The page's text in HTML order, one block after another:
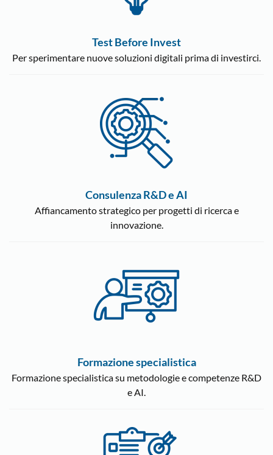
Test Before Invest
Per sperimentare nuove soluzioni digitali prima di investirci.
Consulenza R&D e AI
Affiancamento strategico per progetti di ricerca e
innovazione.
Formazione specialistica
Formazione specialistica su metodologie e competenze R&D
e AI.